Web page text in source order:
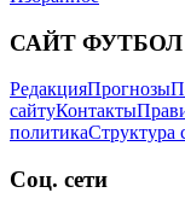
САЙТ ФУТБОЛ
РедакцияПрогнозы
сайтуКонтакты
политикаСтруктура
Соц. сети